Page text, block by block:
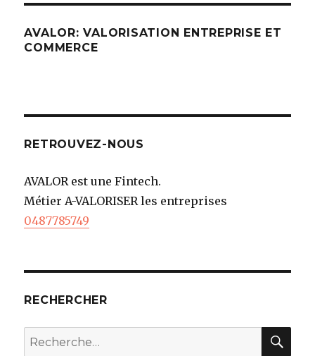
AVALOR: VALORISATION ENTREPRISE ET
COMMERCE
RETROUVEZ-NOUS
AVALOR est une Fintech.
Métier A-VALORISER les entreprises
0487785749
RECHERCHER
Recherche